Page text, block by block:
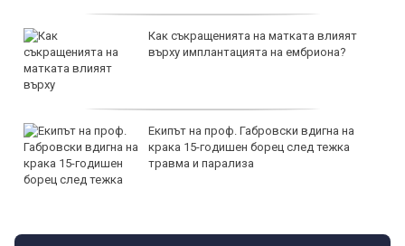
Как съкращенията на матката влияят
върху имплантацията на ембриона?
Екипът на проф. Габровски вдигна на
крака 15-годишен борец след тежка
травма и парализа